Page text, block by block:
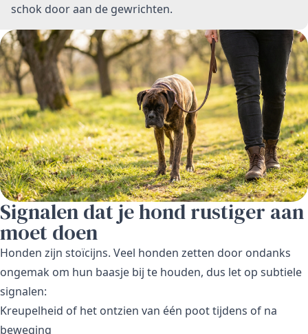
schok door aan de gewrichten.
Signalen dat je hond rustiger aan
moet doen
Honden zijn stoïcijns. Veel honden zetten door ondanks
ongemak om hun baasje bij te houden, dus let op subtiele
signalen:
Kreupelheid of het ontzien van één poot tijdens of na
beweging